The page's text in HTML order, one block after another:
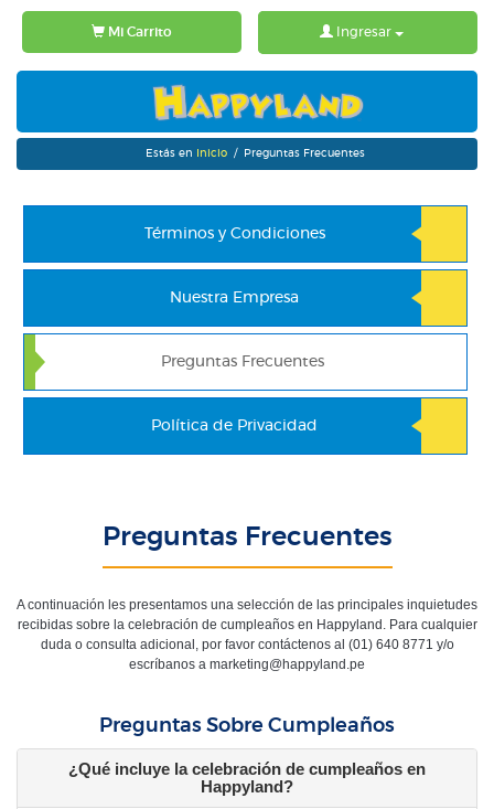
Mi Carrito Ingresar
Estás en Inicio / Preguntas Frecuentes
Términos y Condiciones
Nuestra Empresa
Preguntas Frecuentes
Política de Privacidad
Preguntas Frecuentes
A continuación les presentamos una selección de las principales inquietudes
recibidas sobre la celebración de cumpleaños en Happyland. Para cualquier
duda o consulta adicional, por favor contáctenos al (01) 640 8771 y/o
escríbanos a marketing@happyland.pe
Preguntas Sobre Cumpleaños
¿Qué incluye la celebración de cumpleaños en
Happyland?